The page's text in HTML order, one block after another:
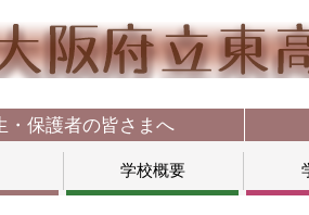
・保護者の皆さまへ
学校概要